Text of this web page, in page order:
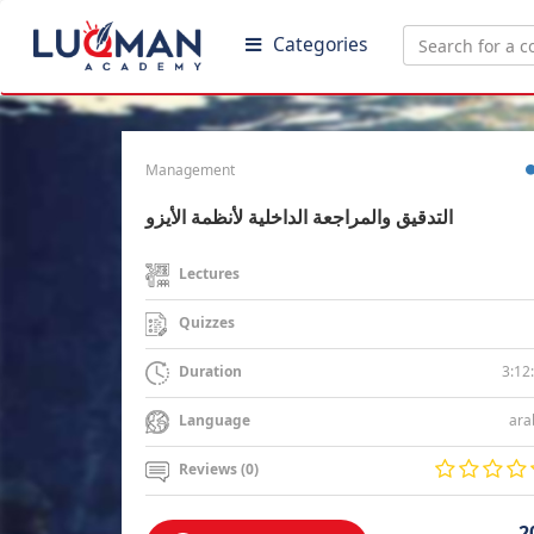
Categories
Management
التدقيق والمراجعة الداخلية لأنظمة الأيزو
Lectures
Quizzes
Duration
Language
Reviews (0)